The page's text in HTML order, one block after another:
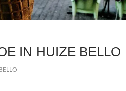
IN HUIZE BELLO